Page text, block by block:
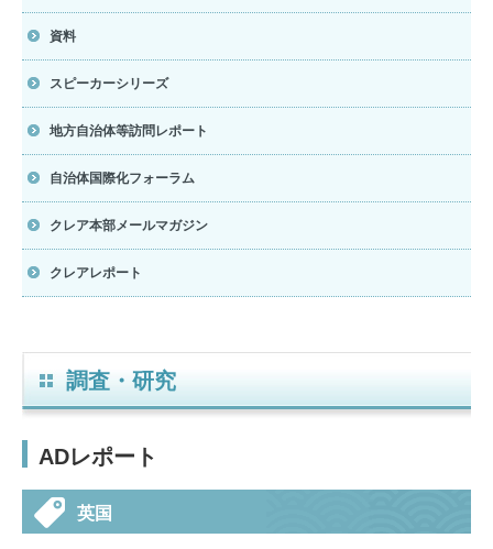
資料
スピーカーシリーズ
地方自治体等訪問レポート
自治体国際化フォーラム
クレア本部メールマガジン
クレアレポート
調査・研究
ADレポート
英国